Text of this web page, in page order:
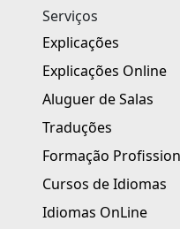
Serviços
Explicações
Explicações Online
Aluguer de Salas
Traduções
Formação
Cursos de Idiomas
Idiomas OnLine